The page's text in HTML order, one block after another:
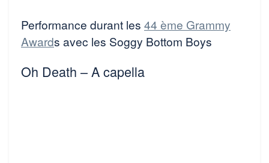
Performance durant les 44 ème Grammy
Awards avec les Soggy Bottom Boys
Oh Death – A capella